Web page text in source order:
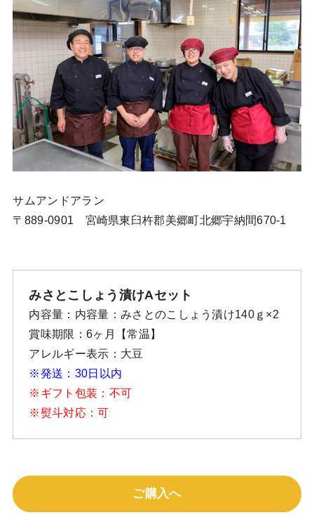
サムアンドアラン
〒889-0901 宮崎県東臼杵郡美郷町北郷宇納間670-1
みさとこしょう漬けAセット
内容量：内容量：みさとのこしょう漬け140ｇ×2
賞味期限：6ヶ月【常温】
アレルギー表示：大豆
※発送：30日以内
※ギフト包装：不可
※熨斗対応：可
ご購入へ